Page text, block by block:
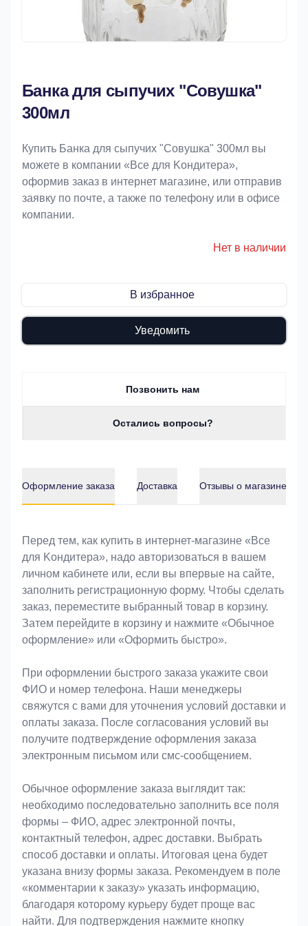
Банка для сыпучих "Совушка"
300мл
Купить Банка для сыпучих "Совушка" 300мл вы
можете в компании «Bce для Koндитeрa»,
оформив заказ в интернет магазине, или отправив
заявку по почте, а также по телефону или в офисе
компании.
Нет в наличии
В избранное
Уведомить
Позвонить нам
Остались вопросы?
Оформление заказа Доставка Отзывы о магазине
Оформление заказа
Перед тем, как купить в интернет-магазине «Bce
для Koндитeрa», надо авторизоваться в вашем
личном кабинете или, если вы впервые на сайте,
заполнить регистрационную форму. Чтобы сделать
заказ, переместите выбранный товар в корзину.
Затем перейдите в корзину и нажмите «Обычное
оформление» или «Оформить быстро».
При оформлении быстрого заказа укажите свои
ФИО и номер телефона. Наши менеджеры
свяжутся с вами для уточнения условий доставки и
оплаты заказа. После согласования условий вы
получите подтверждение оформления заказа
электронным письмом или смс-сообщением.
Обычное оформление заказа выглядит так:
необходимо последовательно заполнить все поля
формы – ФИО, адрес электронной почты,
контактный телефон, адрес доставки. Выбрать
способ доставки и оплаты. Итоговая цена будет
указана внизу формы заказа. Рекомендуем в поле
«комментарии к заказу» указать информацию,
благодаря которому курьеру будет проще вас
найти. Для подтверждения нажмите кнопку